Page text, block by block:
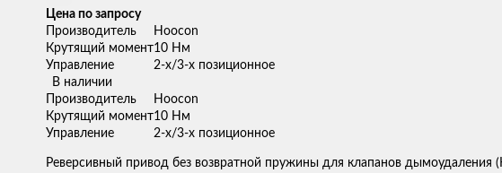
Цена по запросу
Производитель
Hoocon
Крутящий момент10 Нм
Управление
2-х/3-х позиционное
В наличии
Производитель
Hoocon
Крутящий момент10 Нм
Управление
2-х/3-х позиционное
Реверсивный привод без возвратной пружины для клапанов